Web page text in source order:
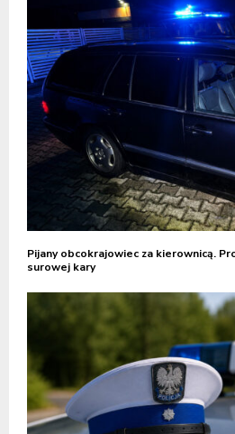
Pijany obcokrajowiec za kierownicą.
surowej kary